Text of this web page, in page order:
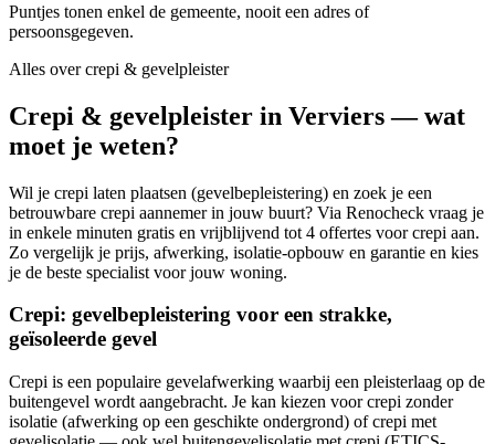
Puntjes tonen enkel de gemeente, nooit een adres of
persoonsgegeven.
Alles overcrepi & gevelpleister
Crepi & gevelpleister in Verviers — wat
moet je weten?
Wil je crepi laten plaatsen (gevelbepleistering) en zoek je een
betrouwbare crepi aannemer in jouw buurt? Via Renocheck vraag je
in enkele minuten gratis en vrijblijvend tot 4 offertes voor crepi aan.
Zo vergelijk je prijs, afwerking, isolatie-opbouw en garantie en kies
je de beste specialist voor jouw woning.
Crepi: gevelbepleistering voor een strakke,
geïsoleerde gevel
Crepi is een populaire gevelafwerking waarbij een pleisterlaag op de
buitengevel wordt aangebracht. Je kan kiezen voor crepi zonder
isolatie (afwerking op een geschikte ondergrond) of crepi met